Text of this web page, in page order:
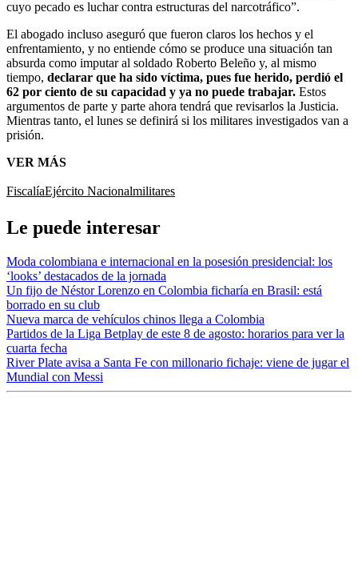
cuyo pecado es luchar contra estructuras del narcotráfico”.
El abogado incluso aseguró que fueron claros los hechos y el
enfrentamiento, y no entiende cómo se produce una situación tan
absurda como imputar al soldado Roberto Beleño y, al mismo
tiempo, declarar que ha sido víctima, pues fue herido, perdió el
62 por ciento de su capacidad y ya no puede trabajar. Estos
argumentos de parte y parte ahora tendrá que revisarlos la Justicia.
Mientras tanto, el lunes se definirá si los militares investigados van a
prisión.
VER MÁS
FiscalíaEjército Nacionalmilitares
Le puede interesar
Moda colombiana e internacional en la posesión presidencial: los
‘looks’ destacados de la jornada
Un fijo de Néstor Lorenzo en Colombia ficharía en Brasil: está
borrado en su club
Nueva marca de vehículos chinos llega a Colombia
Partidos de la Liga Betplay de este 8 de agosto: horarios para ver la
cuarta fecha
River Plate avisa a Santa Fe con millonario fichaje: viene de jugar el
Mundial con Messi